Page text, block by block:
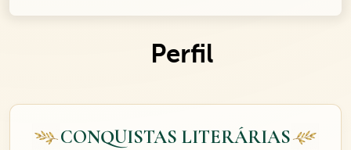
Perfil
CONQUISTAS LITERÁRIAS